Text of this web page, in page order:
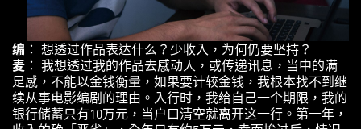
编 ： 想透过作品表达什么？少收入，为何仍要坚持？
麦 ： 我想透过我的作品去感动人，或传递讯息，当中的满
足感，不能以金钱衡量，如果要计较金钱，我根本找不到继
续从事电影编剧的理由。入行时，我给自己一个期限，我的
银行储蓄只有10万元，当户口清空就离开这一行。第一年，